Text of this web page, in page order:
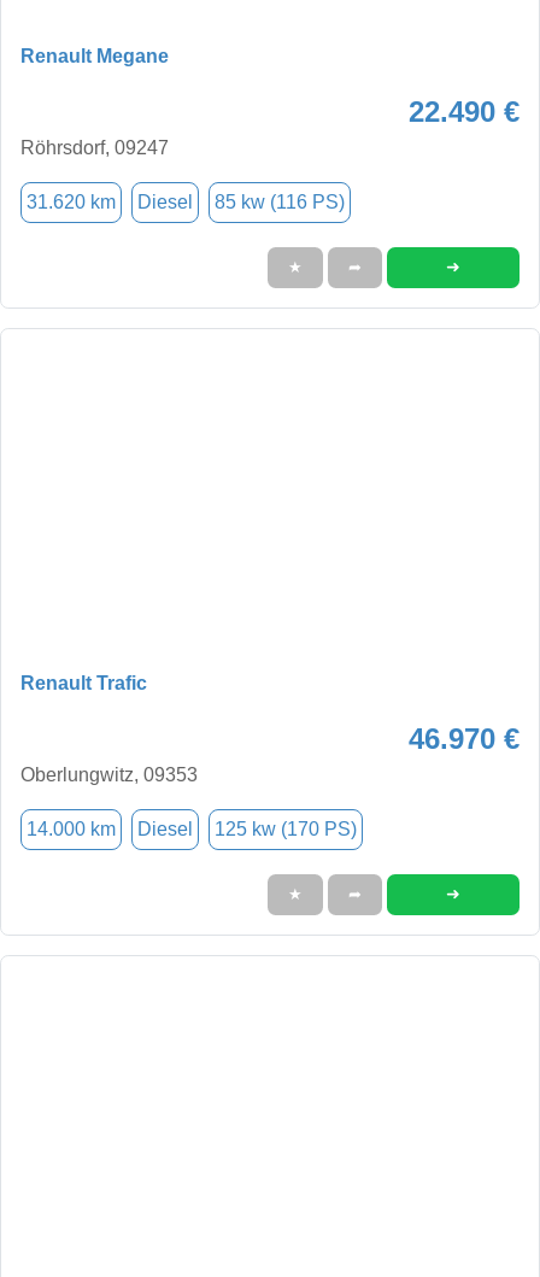
Renault Megane
22.490 €
Röhrsdorf, 09247
31.620 km Diesel 85 kw (116 PS)
★ ➦ ➜
Renault Trafic
46.970 €
Oberlungwitz, 09353
14.000 km Diesel 125 kw (170 PS)
★ ➦ ➜